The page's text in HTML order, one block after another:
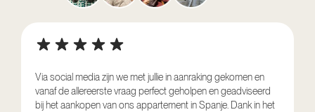
Via social media zijn we met jullie in aanraking gekomen en
vanaf de allereerste vraag perfect geholpen en geadviseerd
bij het aankopen van ons appartement in Spanje. Dank in het